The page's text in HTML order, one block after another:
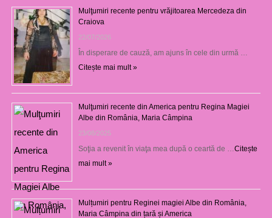
Mulţumiri recente pentru vrăjitoarea Mercedeza din
Craiova
22/07/2026
În disperare de cauză, am ajuns în cele din urmă …
Citește mai mult »
Mulţumiri recente din America pentru Regina Magiei
Albe din România, Maria Câmpina
23/08/2025
Soţia a revenit în viaţa mea după o ceartă de … Citește
mai mult »
Mulțumiri pentru Reginei magiei Albe din România,
Maria Câmpina din țară și America